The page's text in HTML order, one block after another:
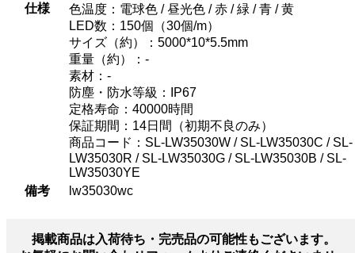
仕様
色温度：電球色 / 昼光色 / 赤 / 緑 / 青 / 黄
LED数：150個（30個/m）
サイズ（約）：5000*10*5.5mm
重量（約）：-
素材：-
防塵・防水等級：IP67
定格寿命：40000時間
保証期間：14日間（初期不良のみ）
商品コード：SL-LW35030W / SL-LW35030C / SL-
LW35030R / SL-LW35030G / SL-LW35030B / SL-
LW35030YE
備考
lw35030wc
掲載商品は入荷待ち・完売品の可能性もございます。